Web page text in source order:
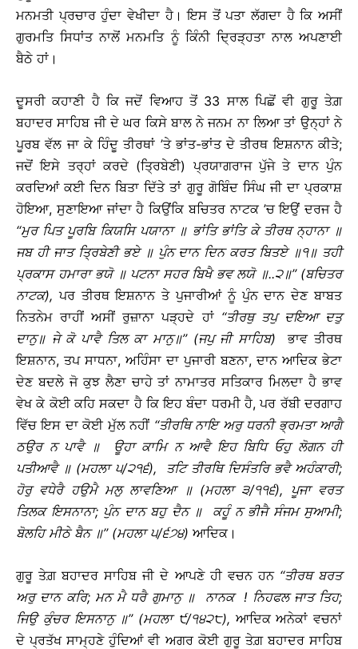
ਮਨਮਤੀ ਪ੍ਰਚਾਰ ਹੁੰਦਾ ਵੇਖੀਦਾ ਹੈ। ਇਸ ਤੋਂ ਪਤਾ ਲੱਗਦਾ ਹੈ ਕਿ ਅਸੀਂ
ਗੁਰਮਤਿ ਸਿਧਾਂਤ ਨਾਲੋਂ ਮਨਮਤਿ ਨੂੰ ਕਿੰਨੀ ਦ੍ਰਿੜ੍ਹਤਾ ਨਾਲ ਅਪਣਾਈ
ਬੈਠੇ ਹਾਂ।
ਦੂਸਰੀ ਕਹਾਣੀ ਹੈ ਕਿ ਜਦੋਂ ਵਿਆਹ ਤੋਂ 33 ਸਾਲ ਪਿਛੋਂ ਵੀ ਗੁਰੂ ਤੇਗ਼
ਬਹਾਦਰ ਸਾਹਿਬ ਜੀ ਦੇ ਘਰ ਕਿਸੇ ਬਾਲ ਨੇ ਜਨਮ ਨਾ ਲਿਆ ਤਾਂ ਉਨ੍ਹਾਂ ਨੇ
ਪੂਰਬ ਵੱਲ ਜਾ ਕੇ ਹਿੰਦੂ ਤੀਰਥਾਂ ’ਤੇ ਭਾਂਤ-ਭਾਂਤ ਦੇ ਤੀਰਥ ਇਸ਼ਨਾਨ ਕੀਤੇ;
ਜਦੋਂ ਇਸੇ ਤਰ੍ਹਾਂ ਕਰਦੇ (ਤ੍ਰਿਬੇਣੀ) ਪ੍ਰਯਾਗਰਾਜ ਪੁੱਜੇ ਤੇ ਦਾਨ ਪੁੰਨ
ਕਰਦਿਆਂ ਕਈ ਦਿਨ ਬਿਤਾ ਦਿੱਤੇ ਤਾਂ ਗੁਰੂ ਗੋਬਿੰਦ ਸਿੰਘ ਜੀ ਦਾ ਪ੍ਰਕਾਸ਼
ਹੋਇਆ, ਸੁਣਾਇਆ ਜਾਂਦਾ ਹੈ ਕਿਉਂਕਿ ਬਚਿਤਰ ਨਾਟਕ ’ਚ ਇਉਂ ਦਰਜ ਹੈ
‘‘ਮੁਰ ਪਿਤ ਪੂਰਬਿ ਕਿਯਸਿ ਪਯਾਨਾ ॥ ਭਾਂਤਿ ਭਾਂਤਿ ਕੇ ਤੀਰਥ ਨ੍ਹਾਨਾ ॥
ਜਬ ਹੀ ਜਾਤ ਤ੍ਰਿਬੇਣੀ ਭਏ ॥ ਪੁੰਨ ਦਾਨ ਦਿਨ ਕਰਤ ਬਿਤਏ ॥੧॥ ਤਹੀ
ਪ੍ਰਕਾਸ ਹਮਾਰਾ ਭਯੋ ॥ ਪਟਨਾ ਸਹਰ ਬਿਖੈ ਭਵ ਲਯੋ ॥..੨॥’’ (ਬਚਿਤਰ
ਨਾਟਕ),ਪਰ ਤੀਰਥ ਇਸ਼ਨਾਨ ਤੇ ਪੁਜਾਰੀਆਂ ਨੂੰ ਪੁੰਨ ਦਾਨ ਦੇਣ ਬਾਬਤ
ਨਿਤਨੇਮ ਰਾਹੀਂ ਅਸੀਂ ਰੁਜ਼ਾਨਾ ਪੜ੍ਹਦੇ ਹਾਂ ‘‘ਤੀਰਥੁ ਤਪੁ ਦਇਆ ਦਤੁ
ਦਾਨੁ॥ ਜੇ ਕੋ ਪਾਵੈ ਤਿਲ ਕਾ ਮਾਨੁ॥’’ (ਜਪੁ ਜੀ ਸਾਹਿਬ)ਭਾਵ ਤੀਰਥ
ਇਸ਼ਨਾਨ, ਤਪ ਸਾਧਨਾ, ਅਹਿੰਸਾ ਦਾ ਪੁਜਾਰੀ ਬਣਨਾ, ਦਾਨ ਆਦਿਕ ਭੇਟਾ
ਦੇਣ ਬਦਲੇ ਜੋ ਕੁਝ ਲੈਣਾ ਚਾਹੇ ਤਾਂ ਨਾਮਾਤਰ ਸਤਿਕਾਰ ਮਿਲਦਾ ਹੈ ਭਾਵ
ਵੇਖ ਕੇ ਕੋਈ ਕਹਿ ਸਕਦਾ ਹੈ ਕਿ ਇਹ ਬੰਦਾ ਧਰਮੀ ਹੈ, ਪਰ ਰੱਬੀ ਦਰਗਾਹ
ਵਿੱਚ ਇਸ ਦਾ ਕੋਈ ਮੁੱਲ ਨਹੀਂ ‘‘ਤੀਰਥਿ ਨਾਇ ਅਰੁ ਧਰਨੀ ਭ੍ਰਮਤਾ ਆਗੈ
ਠਉਰ ਨ ਪਾਵੈ ॥ ਊਹਾ ਕਾਮਿ ਨ ਆਵੈ ਇਹ ਬਿਧਿ ਓਹੁ ਲੋਗਨ ਹੀ
ਪਤੀਆਵੈ ॥ (ਮਹਲਾ ੫/੨੧੬), ਤਟਿ ਤੀਰਥਿ ਦਿਸੰਤਰਿ ਭਵੈ ਅਹੰਕਾਰੀ;
ਹੋਰੁ ਵਧੇਰੈ ਹਉਮੈ ਮਲੁ ਲਾਵਣਿਆ ॥(ਮਹਲਾ ੩/੧੧੬), ਪੂਜਾ ਵਰਤ
ਤਿਲਕ ਇਸਨਾਨਾ; ਪੁੰਨ ਦਾਨ ਬਹੁ ਦੈਨ ॥ ਕਹੂੰ ਨ ਭੀਜੈ ਸੰਜਮ ਸੁਆਮੀ;
ਬੋਲਹਿ ਮੀਠੇ ਬੈਨ ॥’’ (ਮਹਲਾ ੫/੬੭੪) ਆਦਿਕ।
ਗੁਰੂ ਤੇਗ਼ ਬਹਾਦਰ ਸਾਹਿਬ ਜੀ ਦੇ ਆਪਣੇ ਹੀ ਵਚਨ ਹਨ ‘‘ਤੀਰਥ ਬਰਤ
ਅਰੁ ਦਾਨ ਕਰਿ; ਮਨ ਮੈ ਧਰੈ ਗੁਮਾਨੁ ॥ ਨਾਨਕ ! ਨਿਹਫਲ ਜਾਤ ਤਿਹ;
ਜਿਉ ਕੁੰਚਰ ਇਸਨਾਨੁ ॥’’ (ਮਹਲਾ ੯/੧੪੨੮), ਆਦਿਕ ਅਨੇਕਾਂ ਵਚਨਾਂ
ਦੇ ਪ੍ਰਤੱਖ ਸਾਮ੍ਹਣੇ ਹੁੰਦਿਆਂ ਵੀ ਅਗਰ ਕੋਈ ਗੁਰੂ ਤੇਗ਼ ਬਹਾਦਰ ਸਾਹਿਬ